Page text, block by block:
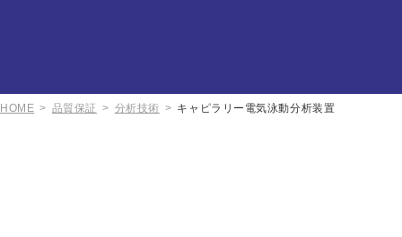
HOME 品質保証 分析技術 キャピラリー電気泳動分析装置